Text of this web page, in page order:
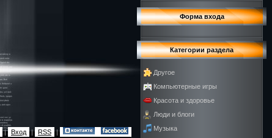
| Вход | RSS |
Форма входа
Категории раздела
Другое
Компьютерные игры
Красота и здоровье
Люди и блоги
Музыка